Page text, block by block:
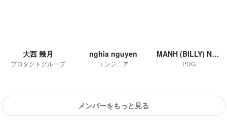
大西 幾月
プロダクトグループ
nghia nguyen
エンジニア
MANH (BILLY) NGUYEN DUY
PDG
メンバーをもっと見る